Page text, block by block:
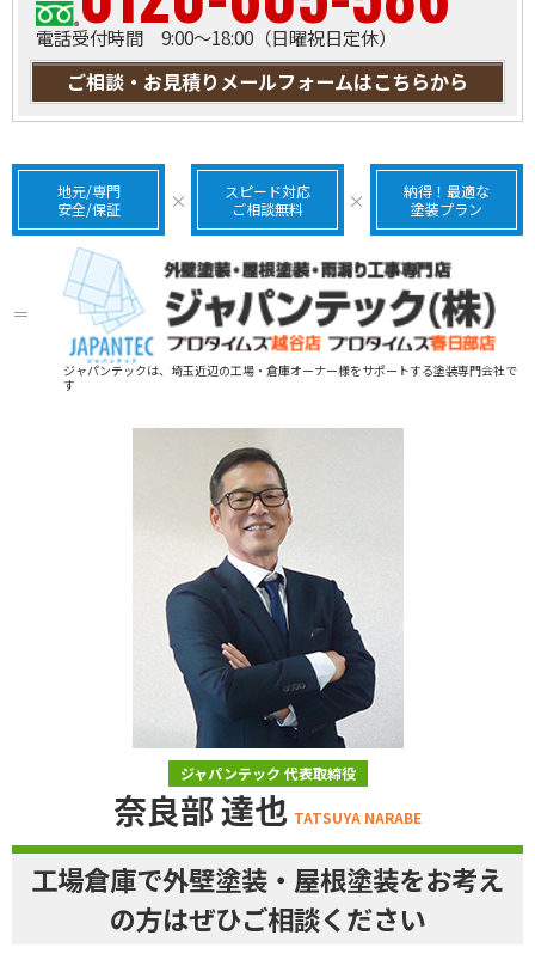
電話受付時間 9:00～18:00（日曜祝日定休）
ご相談・お見積りメールフォームはこちらから
地元/専門
安全/保証
×
スピード対応
ご相談無料
×
納得！最適な
塗装プラン
＝
ジャパンテックは、埼玉近辺の工場・倉庫オーナー様をサポートする塗装専門会社で
す
ジャパンテック 代表取締役
奈良部 達也 TATSUYA NARABE
工場倉庫で外壁塗装・屋根塗装をお考え
の方はぜひご相談ください